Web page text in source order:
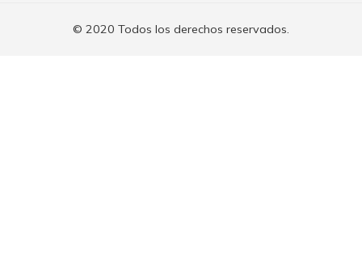
© 2020 Todos los derechos reservados.